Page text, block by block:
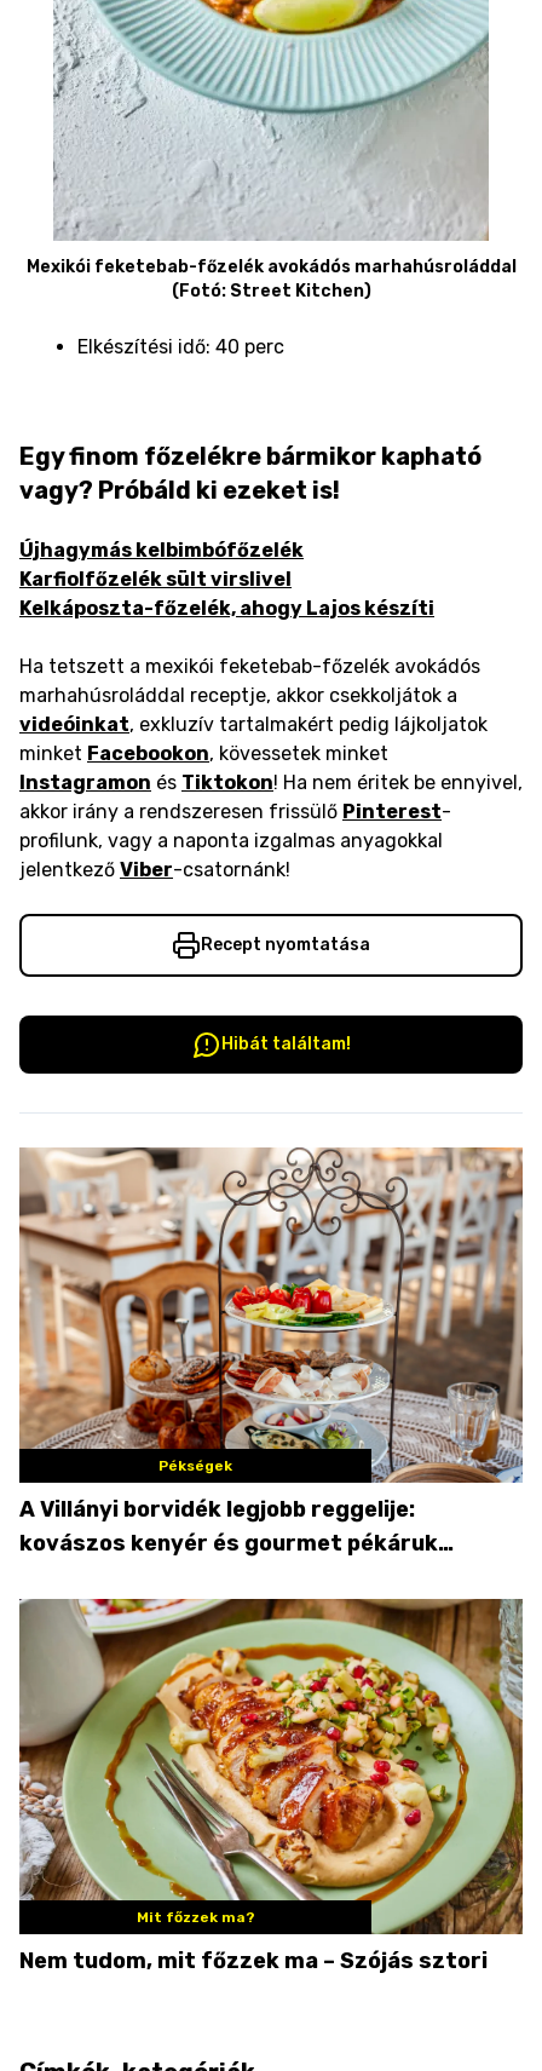
Mexikói feketebab-főzelék avokádós marhahúsroláddal
(Fotó: Street Kitchen)
Elkészítési idő: 40 perc
Egy finom főzelékre bármikor kapható
vagy? Próbáld ki ezeket is!
Újhagymás kelbimbófőzelék
Karfiolfőzelék sült virslivel
Kelkáposzta-főzelék, ahogy Lajos készíti
Ha tetszett a mexikói feketebab-főzelék avokádós
marhahúsroláddal receptje, akkor csekkoljátok a
videóinkat, exkluzív tartalmakért pedig lájkoljatok
minket Facebookon, kövessetek minket
Instagramon és Tiktokon! Ha nem éritek be ennyivel,
akkor irány a rendszeresen frissülő Pinterest-
profilunk, vagy a naponta izgalmas anyagokkal
jelentkező Viber-csatornánk!
Recept nyomtatása
Hibát találtam!
Pékségek
A Villányi borvidék legjobb reggelije:
kovászos kenyér és gourmet pékáruk
Mit főzzek ma?
Nem tudom, mit főzzek ma – Szójás sztori